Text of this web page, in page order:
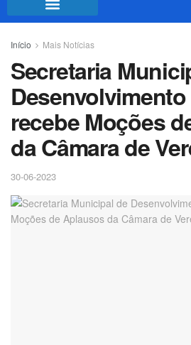
Início Mais Notícias
Secretaria
recebe Moções
da Câmara de
30-06-2023